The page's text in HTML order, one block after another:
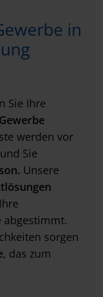
in
Sie Ihre
werden vor
Sie
Unsere
abgestimmt.
sorgen
, das zum